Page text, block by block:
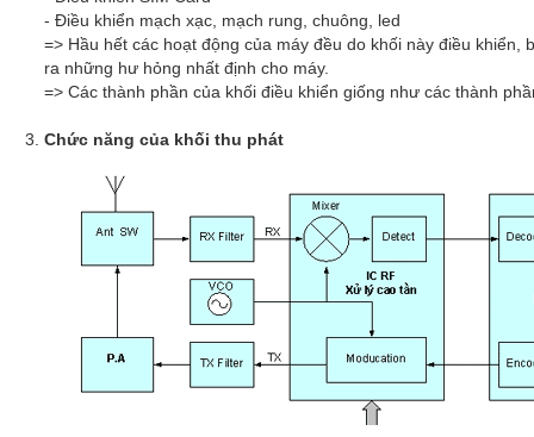
- Điều khiển mạch xạc, mạch rung, chuông, led
=> Hầu hết các hoạt động của máy đều do khối này điều
ra những hư hỏng nhất định cho máy.
=> Các thành phần của khối điều khiển giống như các thành
Chức năng của khối thu phát